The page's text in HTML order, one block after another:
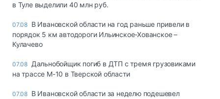
в Туле выделили 40 млн руб.
07.08 В Ивановской области на год раньше привели в
порядок 5 км автодороги Ильинское-Хованское –
Кулачево
07.08 Дальнобойщик погиб в ДТП с тремя грузовиками
на трассе М-10 в Тверской области
07.08 В Ивановской области за неделю подешевел